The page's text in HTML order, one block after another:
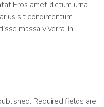
Eros amet dictum urna
sit condimentum
massa viverra. In...
Required fields are